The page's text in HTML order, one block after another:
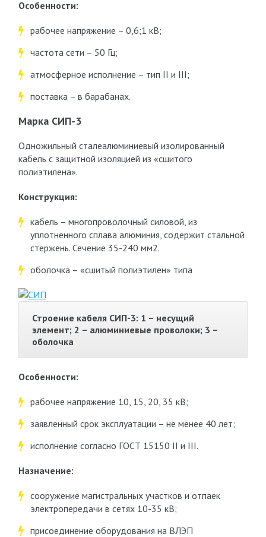
Особенности:
рабочее напряжение – 0,6;1 кВ;
частота сети – 50 Гц;
атмосферное исполнение – тип II и III;
поставка – в барабанах.
Марка СИП-3
Одножильный сталеалюминиевый изолированный
кабель с защитной изоляцией из «сшитого
полиэтилена».
Конструкция:
кабель – многопроволочный силовой, из
уплотненного сплава алюминия, содержит стальной
стержень. Сечение 35-240 мм2.
оболочка – «сшитый полиэтилен» типа
Строение кабеля СИП-3: 1 – несущий
элемент; 2 – алюминиевые проволоки; 3 –
оболочка
Особенности:
рабочее напряжение 10, 15, 20, 35 кВ;
заявленный срок эксплуатации – не менее 40 лет;
исполнение согласно ГОСТ 15150 II и III.
Назначение:
сооружение магистральных участков и отпаек
электропередачи в сетях 10-35 кВ;
присоединение оборудования на ВЛЭП